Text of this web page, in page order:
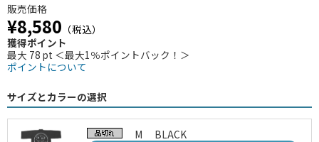
販売価格
¥8,580 （税込）
獲得ポイント
最大 78 pt ＜最大1％ポイントバック！＞
ポイントについて
サイズとカラーの選択
M BLACK